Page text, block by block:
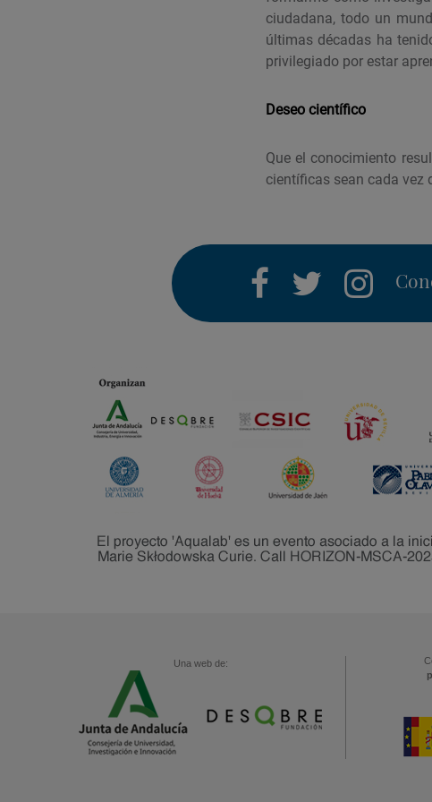
ciudadana, todo un
últimas décadas ha
privilegiado por estar
Deseo científico
Que el conocimiento
científicas sean cada vez
facebooktwitter
Una web de: